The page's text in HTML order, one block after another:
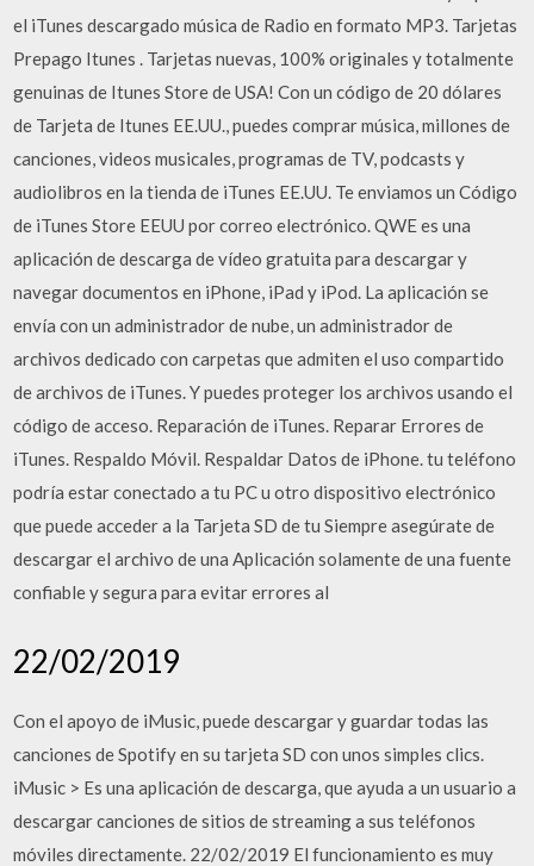
el iTunes descargado música de Radio en formato MP3. Tarjetas
Prepago Itunes . Tarjetas nuevas, 100% originales y totalmente
genuinas de Itunes Store de USA! Con un código de 20 dólares
de Tarjeta de Itunes EE.UU., puedes comprar música, millones de
canciones, videos musicales, programas de TV, podcasts y
audiolibros en la tienda de iTunes EE.UU. Te enviamos un Código
de iTunes Store EEUU por correo electrónico. QWE es una
aplicación de descarga de vídeo gratuita para descargar y
navegar documentos en iPhone, iPad y iPod. La aplicación se
envía con un administrador de nube, un administrador de
archivos dedicado con carpetas que admiten el uso compartido
de archivos de iTunes. Y puedes proteger los archivos usando el
código de acceso. Reparación de iTunes. Reparar Errores de
iTunes. Respaldo Móvil. Respaldar Datos de iPhone. tu teléfono
podría estar conectado a tu PC u otro dispositivo electrónico
que puede acceder a la Tarjeta SD de tu Siempre asegúrate de
descargar el archivo de una Aplicación solamente de una fuente
confiable y segura para evitar errores al
22/02/2019
Con el apoyo de iMusic, puede descargar y guardar todas las
canciones de Spotify en su tarjeta SD con unos simples clics.
iMusic > Es una aplicación de descarga, que ayuda a un usuario a
descargar canciones de sitios de streaming a sus teléfonos
móviles directamente. 22/02/2019 El funcionamiento es muy